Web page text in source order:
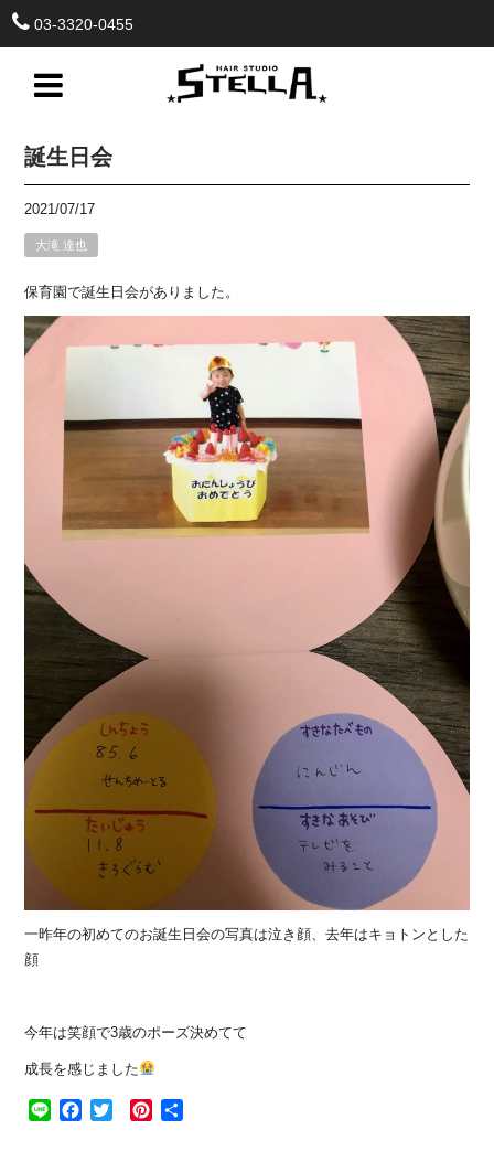
03-3320-0455
誕生日会
2021/07/17
大滝 達也
保育園で誕生日会がありました。
一昨年の初めてのお誕生日会の写真は泣き顔、去年はキョトンとした
顔
今年は笑顔で3歳のポーズ決めてて
成長を感じました
Line Facebook
Twitter Pinterest